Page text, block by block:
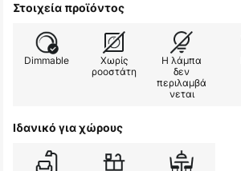
Στοιχεία προϊόντος
Dimmable
Χωρίς
ροοστάτη
Η λάμπα
δεν
περιλαμβά
νεται
Ιδανικό για χώρους